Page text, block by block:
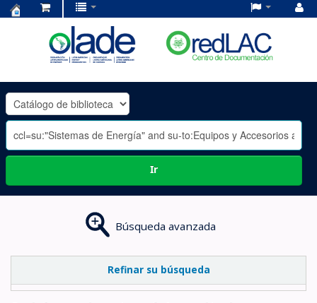
OLADE
-
Ir
Búsqueda avanzada
Refinar su búsqueda